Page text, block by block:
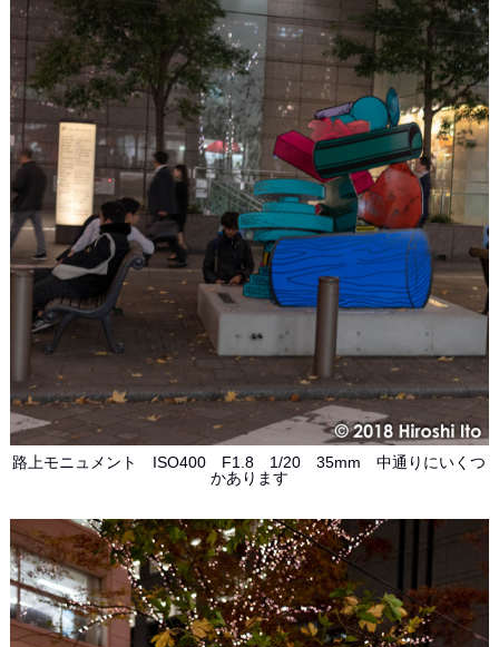
路上モニュメント ISO400 F1.8 1/20 35mm 中通りにいくつ
かあります